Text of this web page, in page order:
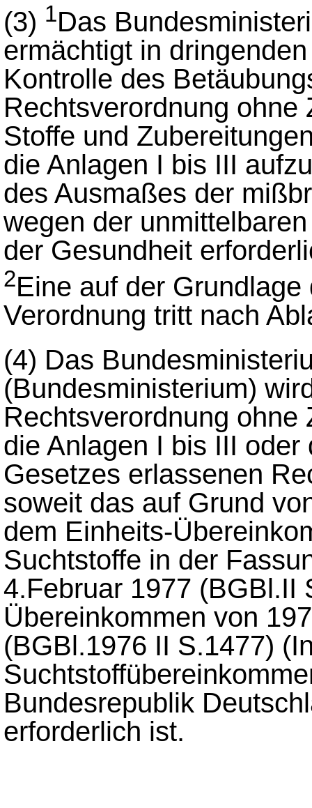
(3) 1Das
ermächtigt in
Kontrolle des
Rechtsverordnung
Stoffe und
die Anlagen I bis III
des Ausmaßes der
wegen der
der Gesundheit
2Eine auf der
Verordnung tritt nach
(4) Das
(Bundesministerium)
Rechtsverordnung
die Anlagen I bis III
Gesetzes erlassenen
soweit das auf Grund
dem Einheits-
Suchtstoffe in der
4.Februar 1977 (BGBl.II
Übereinkommen von
(BGBl.1976 II S.1477)
Bundesrepublik
erforderlich ist.